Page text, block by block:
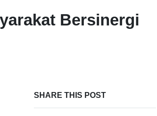
Bersinergi
SHARE THIS POST